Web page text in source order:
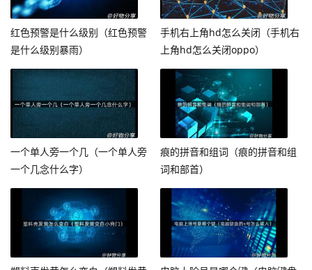
红色预警是什么级别（红色预警
是什么级别暴雨）
手机右上角hd怎么关闭（手机右
上角hd怎么关闭oppo）
一个单人旁一个几（一个单人旁
一个几念什么字）
痕的拼音和组词（痕的拼音和组
词和部首）